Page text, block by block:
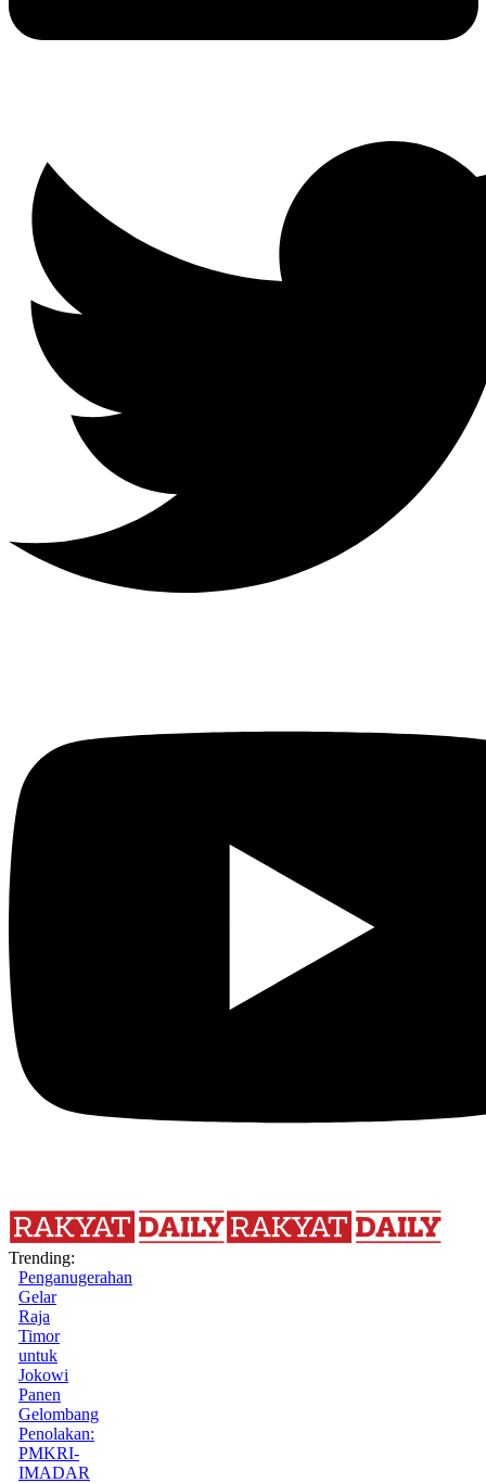
Trending:
Penganugerahan
Gelar
Raja
Timor
untuk
Jokowi
Panen
Gelombang
Penolakan:
PMKRI-
IMADAR